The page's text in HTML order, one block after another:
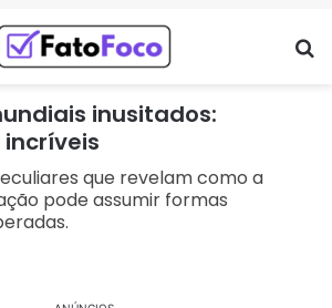
inusitados:
que revelam como a
pode assumir formas